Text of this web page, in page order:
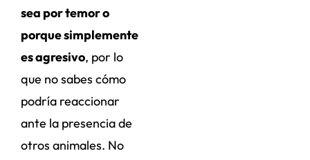
sea por temor o
porque simplemente
es agresivo, por lo
que no sabes cómo
podría reaccionar
ante la presencia de
otros animales. No